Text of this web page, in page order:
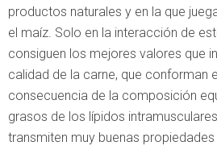
productos naturales y en la que
el maíz. Solo en la interacción de
consiguen los mejores valores que
calidad de la carne, que conforman
consecuencia de la composición
grasos de los lípidos
transmiten muy buenas